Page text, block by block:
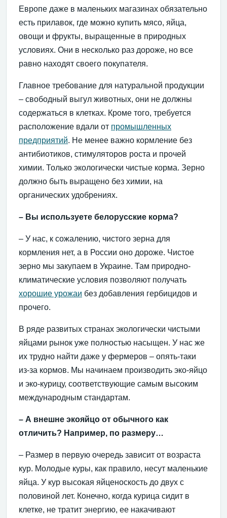
Европе даже в маленьких магазинах обязательно
есть прилавок, где можно купить мясо, яйца,
овощи и фрукты, выращенные в природных
условиях. Они в несколько раз дороже, но все
равно находят своего покупателя.
Главное требование для натуральной продукции
– свободный выгул животных, они не должны
содержаться в клетках. Кроме того, требуется
расположение вдали от промышленных
предприятий. Не менее важно кормление без
антибиотиков, стимуляторов роста и прочей
химии. Только экологически чистые корма. Зерно
должно быть выращено без химии, на
органических удобрениях.
– Вы используете белорусские корма?
– У нас, к сожалению, чистого зерна для
кормления нет, а в России оно дороже. Чистое
зерно мы закупаем в Украине. Там природно-
климатические условия позволяют получать
хорошие урожаи без добавления гербицидов и
прочего.
В ряде развитых странах экологически чистыми
яйцами рынок уже полностью насыщен. У нас же
их трудно найти даже у фермеров – опять-таки
из-за кормов. Мы начинаем производить эко-яйцо
и эко-курицу, соответствующие самым высоким
международным стандартам.
– А внешне экояйцо от обычного как
отличить? Например, по размеру…
– Размер в первую очередь зависит от возраста
кур. Молодые куры, как правило, несут маленькие
яйца. У кур высокая яйценоскость до двух с
половиной лет. Конечно, когда курица сидит в
клетке, не тратит энергию, ее накачивают